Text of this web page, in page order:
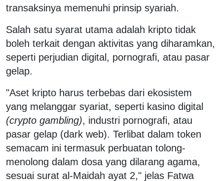
transaksinya memenuhi prinsip syariah.
Salah satu syarat utama adalah kripto tidak
boleh terkait dengan aktivitas yang diharamkan,
seperti perjudian digital, pornografi, atau pasar
gelap.
"Aset kripto harus terbebas dari ekosistem
yang melanggar syariat, seperti kasino digital
(crypto gambling), industri pornografi, atau
pasar gelap (dark web). Terlibat dalam token
semacam ini termasuk perbuatan tolong-
menolong dalam dosa yang dilarang agama,
sesuai surat al-Maidah ayat 2," jelas Fatwa